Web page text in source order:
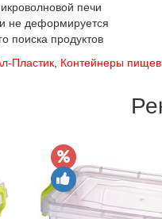
печи
не деформируется
поиска продуктов
Пластик Контейнеры